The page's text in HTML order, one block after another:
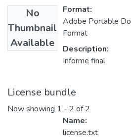
No
Thumbnail
Available
Format:
Adobe Portable
Format
Description:
Informe final
License bundle
Now showing 1 - 2 of 2
Name:
license.txt